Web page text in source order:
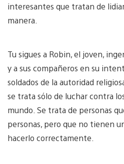
interesantes que tratan de
manera.
Tu sigues a Robin, el joven,
y a sus compañeros en su
soldados de la autoridad
se trata sólo de luchar contra
mundo. Se trata de personas
personas, pero que no tienen
hacerlo correctamente.